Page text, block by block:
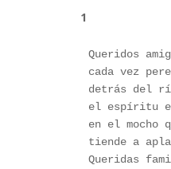
1
Queridos
cada vez
detrás del
el espíritu
en el mocho
tiende a
Queridas